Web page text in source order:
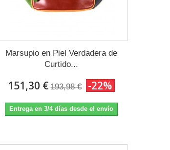
Marsupio en Piel Verdadera de
Curtido...
151,30 € 193,98 € -22%
Entrega en 3/4 días desde el envío